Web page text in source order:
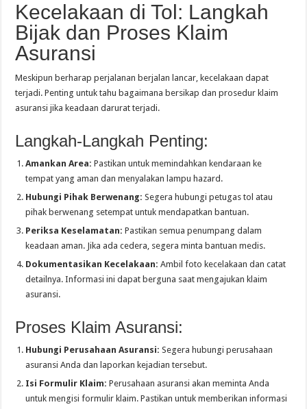
Kecelakaan di Tol: Langkah
Bijak dan Proses Klaim
Asuransi
Meskipun berharap perjalanan berjalan lancar, kecelakaan dapat
terjadi. Penting untuk tahu bagaimana bersikap dan prosedur klaim
asuransi jika keadaan darurat terjadi.
Langkah-Langkah Penting:
Amankan Area: Pastikan untuk memindahkan kendaraan ke
tempat yang aman dan menyalakan lampu hazard.
Hubungi Pihak Berwenang: Segera hubungi petugas tol atau
pihak berwenang setempat untuk mendapatkan bantuan.
Periksa Keselamatan: Pastikan semua penumpang dalam
keadaan aman. Jika ada cedera, segera minta bantuan medis.
Dokumentasikan Kecelakaan: Ambil foto kecelakaan dan catat
detailnya. Informasi ini dapat berguna saat mengajukan klaim
asuransi.
Proses Klaim Asuransi:
Hubungi Perusahaan Asuransi: Segera hubungi perusahaan
asuransi Anda dan laporkan kejadian tersebut.
Isi Formulir Klaim: Perusahaan asuransi akan meminta Anda
untuk mengisi formulir klaim. Pastikan untuk memberikan informasi